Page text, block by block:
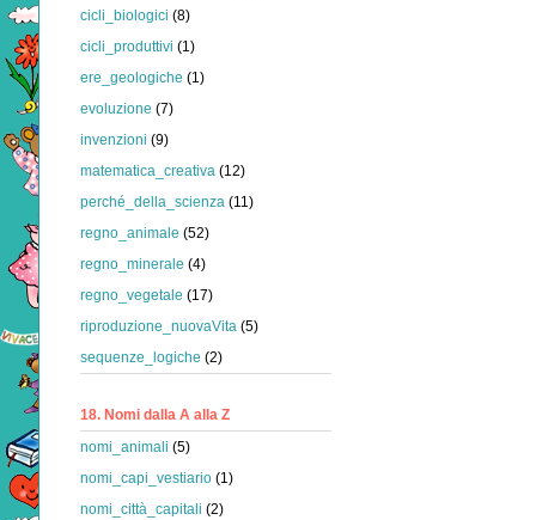
cicli_biologici (8)
cicli_produttivi (1)
ere_geologiche (1)
evoluzione (7)
invenzioni (9)
matematica_creativa (12)
perché_della_scienza (11)
regno_animale (52)
regno_minerale (4)
regno_vegetale (17)
riproduzione_nuovaVita (5)
sequenze_logiche (2)
18. Nomi dalla A alla Z
nomi_animali (5)
nomi_capi_vestiario (1)
nomi_città_capitali (2)